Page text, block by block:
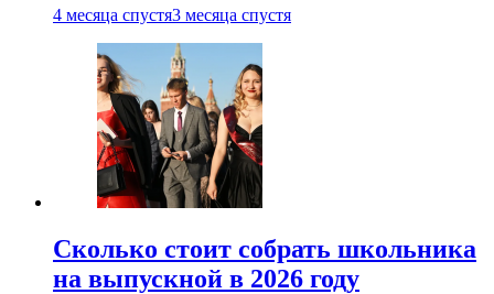
4 месяца спустя3 месяца спустя
Сколько стоит собрать школьника
на выпускной в 2026 году